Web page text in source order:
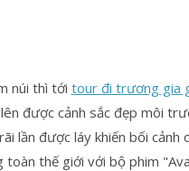
núi thì tới tour đi trương gia
được cảnh sắc đẹp môi
lần được láy khiến bối cảnh
thế giới với bộ phim